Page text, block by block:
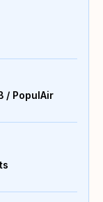
/ PopulAir